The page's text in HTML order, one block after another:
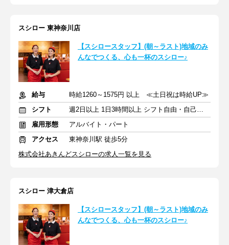
スシロー 東神奈川店
【スシロースタッフ】(朝～ラスト)地域のみ
んなでつくる、心も一杯のスシロー♪
給与
時給1260～1575円 以上 ≪土日祝は時給UP≫
シフト
週2日以上 1日3時間以上 シフト自由・自己申告
雇用形態
アルバイト・パート
アクセス
東神奈川駅 徒歩5分
株式会社あきんどスシローの求人一覧を見る
スシロー 津大倉店
【スシロースタッフ】(朝～ラスト)地域のみ
んなでつくる、心も一杯のスシロー♪